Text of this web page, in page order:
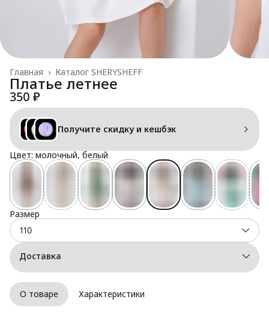
Каталог SHERYSHEFF
Главная ›
Платье летнее
350 ₽
Получите скидку и кешбэк
Цвет: молочный, белый
Размер
110
Доставка
О товаре Характеристики